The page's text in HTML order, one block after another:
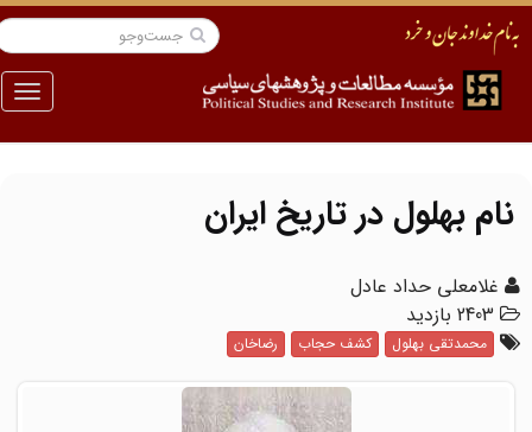
منو
نام بهلول در تاریخ ایران
غلامعلی حداد عادل
2403 بازدید
محمدتقی بهلول کشف حجاب رضاخان